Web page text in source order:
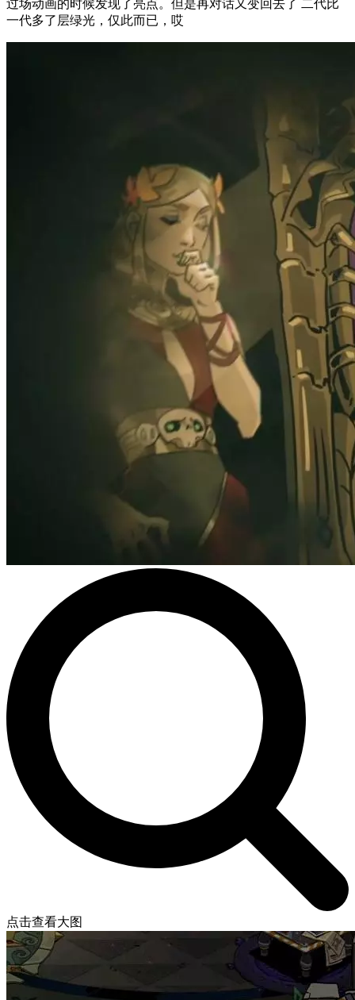
过场动画的时候发现了亮点。但是再对话又变回去了 二代比
一代多了层绿光，仅此而已，哎
点击查看大图